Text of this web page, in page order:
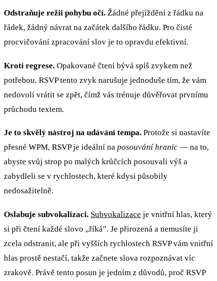
Odstraňuje režii pohybu očí. Žádné přejíždění z řádku na
řádek, žádný návrat na začátek dalšího řádku. Pro čisté
procvičování zpracování slov je to opravdu efektivní.
Krotí regrese. Opakované čtení bývá spíš zvykem než
potřebou. RSVP tento zvyk narušuje jednoduše tím, že vám
nedovolí vrátit se zpět, čímž vás trénuje důvěřovat prvnímu
průchodu textem.
Je to skvělý nástroj na udávání tempa. Protože si nastavíte
přesné WPM, RSVP je ideální na posouvání hranic — na to,
abyste svůj strop po malých krůčcích posouvali výš a
zabydleli se v rychlostech, které kdysi působily
nedosažitelně.
Oslabuje subvokalizaci. Subvokalizace je vnitřní hlas, který
si při čtení každé slovo „říká”. Je přirozená a nemusíte ji
zcela odstranit, ale při vyšších rychlostech RSVP vám vnitřní
hlas prostě nestačí, takže začnete slova rozpoznávat víc
zrakově. Právě tento posun je jedním z důvodů, proč RSVP